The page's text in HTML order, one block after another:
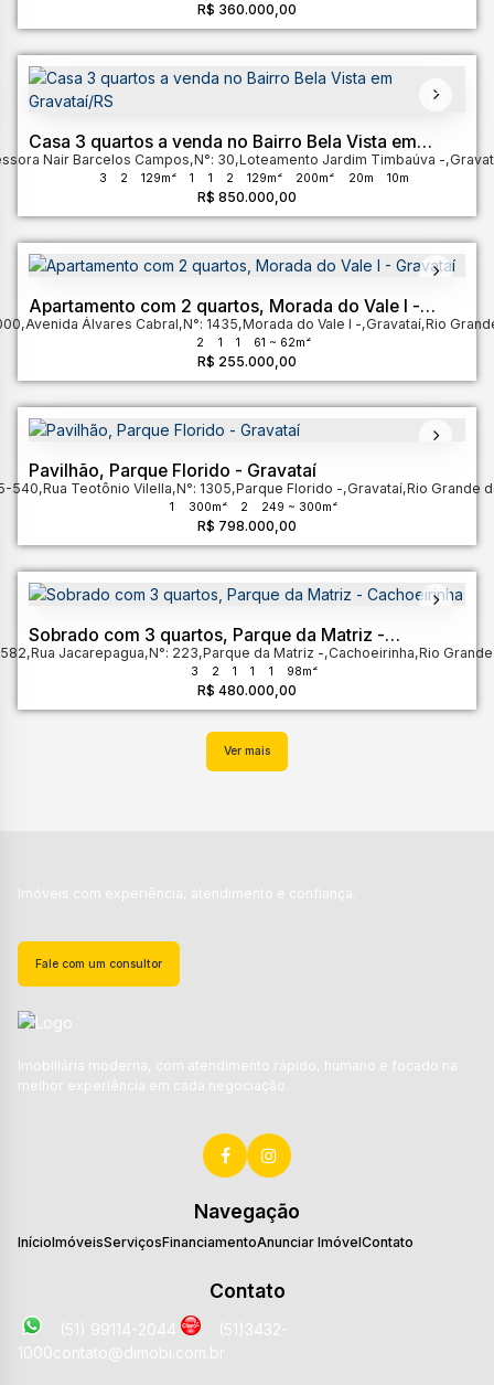
R$ 360.000,00
Casa 3 quartos a venda no Bairro Bela Vista em
Gravataí/RS
R$ 850.000,00
Nair Barcelos Campos,N°: 30,Loteamento Jardim Timbaúva ,
3 2 129m² 1 1 2 129m² 200m² 20m 10m
Apartamento com 2 quartos, Morada do Vale I -
Gravataí
R$ 255.000,00
,Avenida Álvares Cabral,N°: 1435,Morada do Vale I ,Gravataí,Rio
2 1 1 61 ~ 62m²
Pavilhão, Parque Florido - Gravataí
R$ 798.000,00
540,Rua Teotônio Vilella,N°: 1305,Parque Florido ,Gravataí,Rio Grande
1 300m² 2 249 ~ 300m²
Sobrado com 3 quartos, Parque da Matriz -
Cachoeirinha
R$ 480.000,00
,Rua Jacarepagua,N°: 223,Parque da Matriz ,Cachoeirinha,Rio
3 2 1 1 1 98m²
Imóveis com experiência, atendimento e confiança.
Fale com um consultor
Imobiliária moderna, com atendimento rápido, humano e focado na
melhor experiência em cada negociação.
Navegação
InícioImóveisServiçosFinanciamentoAnunciar ImóvelContato
Contato
(51) 99114-2044
(51)3432-
1000contato@dimobi.com.br